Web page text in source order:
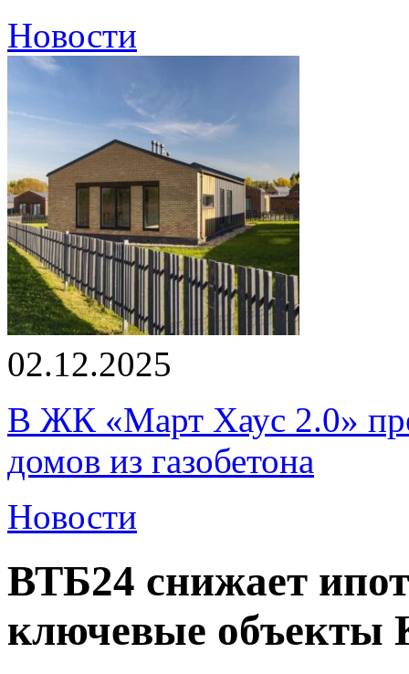
Новости
02.12.2025
В ЖК «Март Хаус 2.0»
домов из газобетона
Новости
ВТБ24 снижает
ключевые объекты